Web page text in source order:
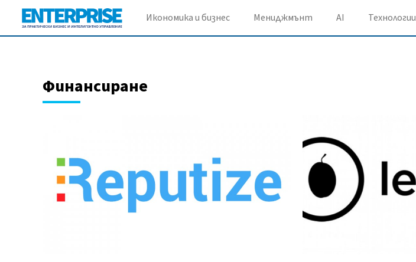
Икономика и бизнес Мениджмънт AI Технологии
Финансиране